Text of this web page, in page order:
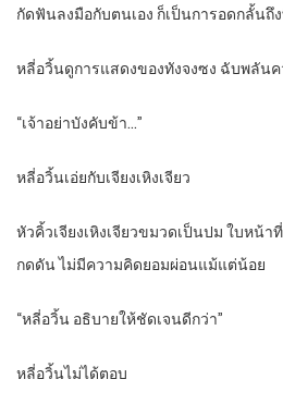
กัดฟันลงมือกับตนเอง ก็เป็นการอดกลั้นถึ
หลี่อวิ้นดูการแสดงของทังจงซง ฉับพลัน
“เจ้าอย่าบังคับข้า…”
หลี่อวิ้นเอ่ยกับเจียงเหิงเจียว
หัวคิ้วเจียงเหิงเจียวขมวดเป็นปม ใบหน้
กดดัน ไม่มีความคิดยอมผ่อนแม้แต่น้อย
“หลี่อวิ้น อธิบายให้ชัดเจนดีกว่า”
หลี่อวิ้นไม่ได้ตอบ